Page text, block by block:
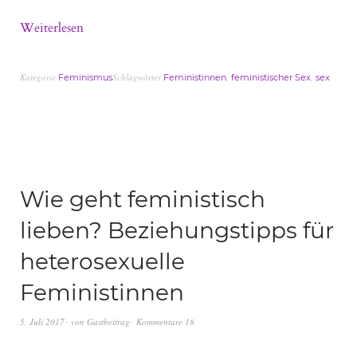
Weiterlesen
Kategorie FeminismusSchlagwörter Feministinnen feministischer Sex sex
Wie geht feministisch
lieben? Beziehungstipps für
heterosexuelle
Feministinnen
5. Juli 2017 von Gastbeitrag Kommentare 18